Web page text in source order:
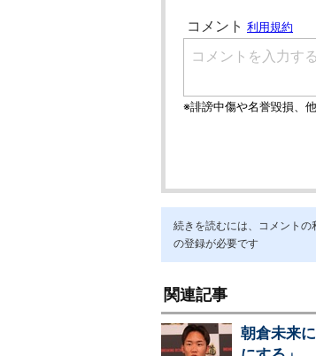
続きを読むには、コメントの
の登録が必要です
関連記事
朝倉未来